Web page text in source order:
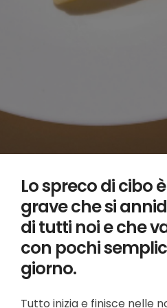
Lo spreco di cibo
grave che si
di tutti noi e che
con pochi
giorno.
Tutto inizia e finisce nelle